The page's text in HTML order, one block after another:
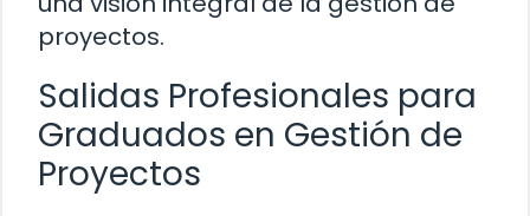
proyectos.
Salidas Profesionales para
Graduados en Gestión de
Proyectos